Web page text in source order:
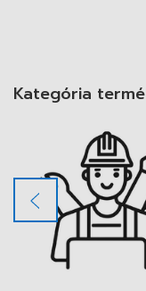
Kategória